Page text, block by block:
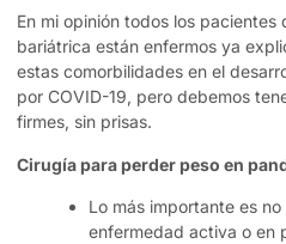
En mi opinión todos los pacientes
bariátrica están enfermos ya
estas comorbilidades en el
por COVID-19, pero debemos
firmes, sin prisas.
Cirugía para perder peso en
Lo más importante es
enfermedad activa o en